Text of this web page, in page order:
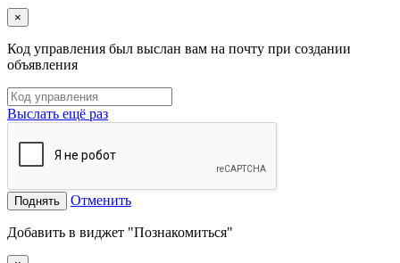
×
Код управления был выслан вам на почту при создании
объявления
Выслать ещё раз
Поднять Отменить
Добавить в виджет "Познакомиться"